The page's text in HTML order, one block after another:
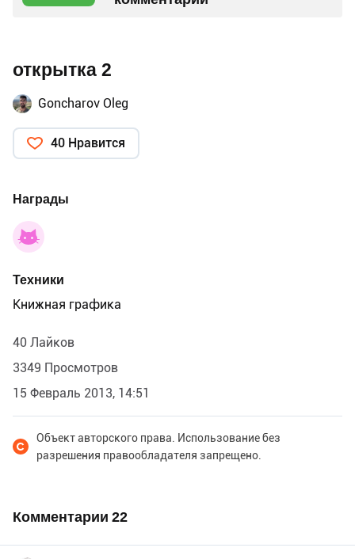
открытка 2
Goncharov Oleg
40 Нравится
Награды
Техники
Книжная графика
40 Лайков
3349 Просмотров
15 Февраль 2013, 14:51
Объект авторского права. Использование без
разрешения правообладателя запрещено.
Комментарии 22